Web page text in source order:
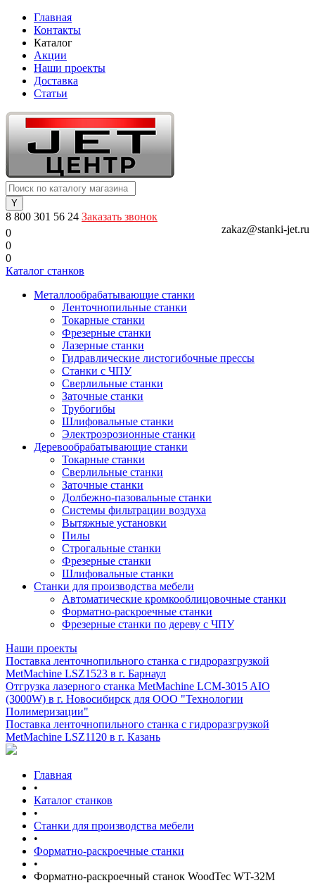
Главная
Контакты
Каталог
Акции
Наши проекты
Доставка
Статьи
8 800 301 56 24 Заказать звонок
zakaz@stanki-jet.ru
0
0
0
Каталог станков
Металлообрабатывающие станки
Ленточнопильные станки
Токарные станки
Фрезерные станки
Лазерные станки
Гидравлические листогибочные прессы
Станки с ЧПУ
Сверлильные станки
Заточные станки
Трубогибы
Шлифовальные станки
Электроэрозионные станки
Деревообрабатывающие станки
Токарные станки
Сверлильные станки
Заточные станки
Долбежно-пазовальные станки
Системы фильтрации воздуха
Вытяжные установки
Пилы
Строгальные станки
Фрезерные станки
Шлифовальные станки
Станки для производства мебели
Автоматические кромкооблицовочные станки
Форматно-раскроечные станки
Фрезерные станки по дереву с ЧПУ
Наши проекты
Поставка ленточнопильного станка c гидроразгрузкой
MetMachine LSZ1523 в г. Барнаул
Отгрузка лазерного станка MetMachine LCM-3015 AIO
(3000W) в г. Новосибирск для ООО "Технологии
Полимеризации"
Поставка ленточнопильного станка c гидроразгрузкой
MetMachine LSZ1120 в г. Казань
Главная
•
Каталог станков
•
Станки для производства мебели
•
Форматно-раскроечные станки
•
Форматно-раскроечный станок WoodTec WT-32M